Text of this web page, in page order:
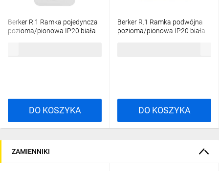
Berker R.1 Ramka pojedyncza
pozioma/pionowa IP20 biała
DO KOSZYKA
Berker R.1 Ramka podwójna
pozioma/pionowa IP20 biała
DO KOSZYKA
ZAMIENNIKI